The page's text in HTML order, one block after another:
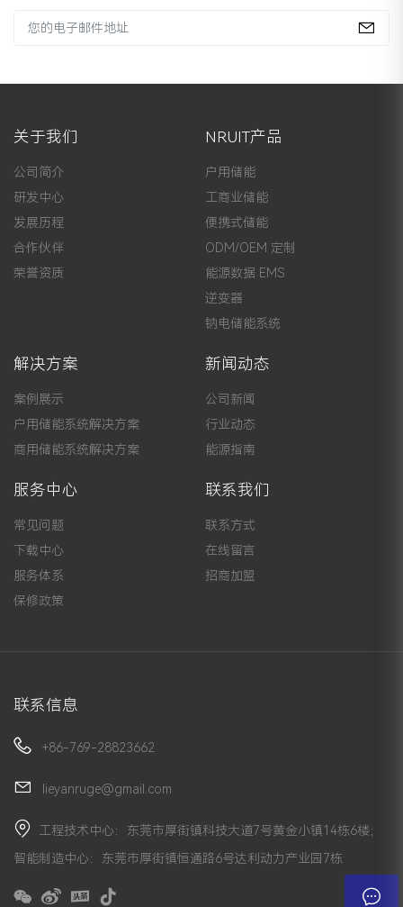
关于我们
公司简介
研发中心
发展历程
合作伙伴
荣誉资质
NRUIT产品
户用储能
工商业储能
便携式储能
ODM/OEM 定制
能源数据 EMS
逆变器
钠电储能系统
解决方案
案例展示
户用储能系统解决方案
商用储能系统解决方案
新闻动态
公司新闻
行业动态
能源指南
服务中心
常见问题
下载中心
服务体系
保修政策
联系我们
联系方式
在线留言
招商加盟
联系信息
+86-769-28823662
lieyanruge@gmail.com
工程技术中心：东莞市厚街镇科技大道7号黄金小镇14栋6楼；
智能制造中心：东莞市厚街镇恒通路6号达利动力产业园7栋